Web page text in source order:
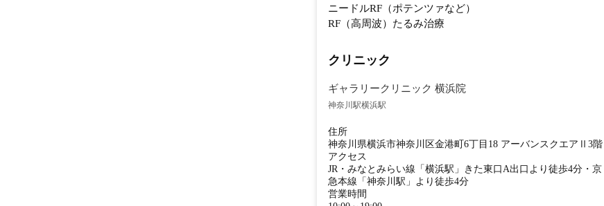
ニードルRF（ポテンツァなど）
RF（高周波）たるみ治療
クリニック
ギャラリークリニック 横浜院
神奈川駅横浜駅
住所
神奈川県横浜市神奈川区金港町6丁目18 アーバンスクエアⅡ3階
アクセス
JR・みなとみらい線「横浜駅」きた東口A出口より徒歩4分・京
急本線「神奈川駅」より徒歩4分
営業時間